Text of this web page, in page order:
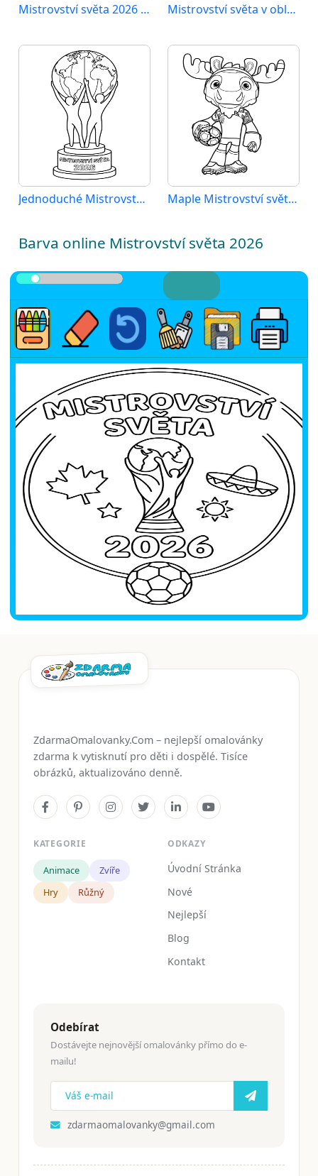
Mistrovství světa 2026 Ronaldo Mistrovství světa v oblasti sportu 2026
Jednoduché Mistrovství světa 2026 Maple Mistrovství světa 2026
Barva online Mistrovství světa 2026
ZdarmaOmalovanky.Com – nejlepší omalovánky
zdarma k vytisknutí pro děti i dospělé. Tisíce
obrázků, aktualizováno denně.
KATEGORIE
Animace
Zvíře
Hry
Růžný
ODKAZY
Úvodní Stránka
Nové
Nejlepší
Blog
Kontakt
Odebírat
Dostávejte nejnovější omalovánky přímo do e-
mailu!
zdarmaomalovanky@gmail.com